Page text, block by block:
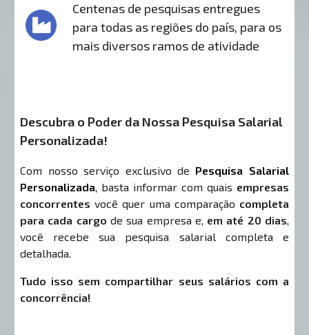
Centenas de pesquisas entregues
para todas as regiões do país, para os
mais diversos ramos de atividade
Descubra o Poder da Nossa Pesquisa Salarial
Personalizada!
Com nosso serviço exclusivo de Pesquisa Salarial
Personalizada, basta informar com quais empresas
concorrentes você quer uma comparação completa
para cada cargo de sua empresa e, em até 20 dias,
você recebe sua pesquisa salarial completa e
detalhada.
Tudo isso sem compartilhar seus salários com a
concorrência!